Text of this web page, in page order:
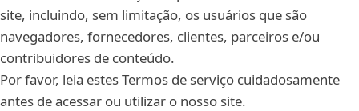
site, incluindo, sem limitação, os usuários que são
navegadores, fornecedores, clientes, parceiros e/ou
contribuidores de conteúdo.
Por favor, leia estes Termos de serviço cuidadosamente
antes de acessar ou utilizar o nosso site.